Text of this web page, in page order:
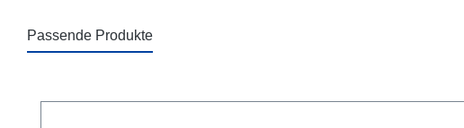
Passende Produkte